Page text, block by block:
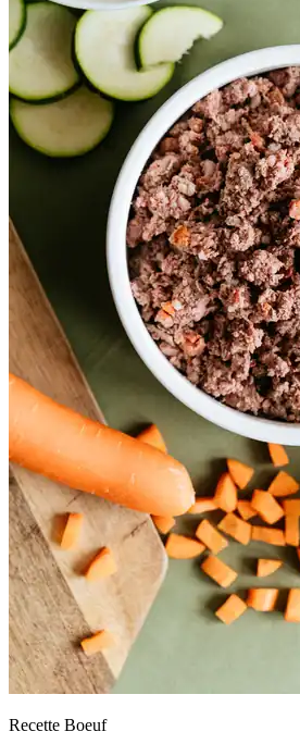
Recette Boeuf